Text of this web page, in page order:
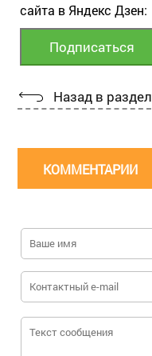
сайта в Яндекс Дзен:
Назад в раздел
КОММЕНТАРИИ